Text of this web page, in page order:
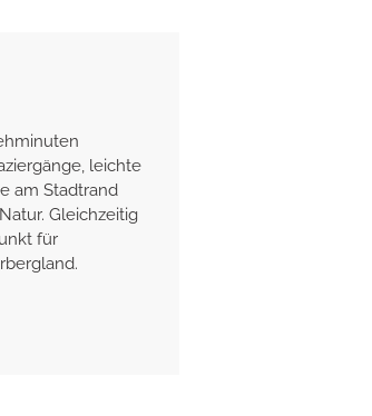
leichte
am Stadtrand
Gleichzeitig
für